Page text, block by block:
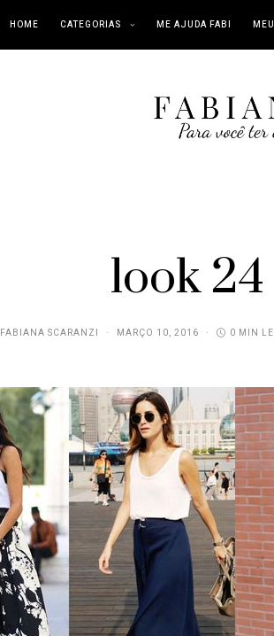
HOME CATEGORIAS ME AJUDA FABI
look 24
FABIANA SCARANZI MARÇO 10, 2016 0 MIN